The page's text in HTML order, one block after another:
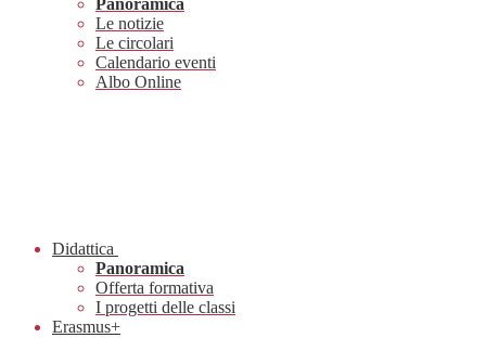
Panoramica
Le notizie
Le circolari
Calendario eventi
Albo Online
Didattica
Panoramica
Offerta formativa
I progetti delle classi
Erasmus+